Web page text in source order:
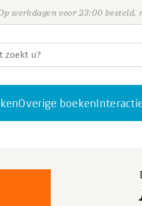
werkdagen voor 23:00 besteld,
Overige boeken